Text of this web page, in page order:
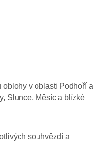
oblohy v oblasti Podhoří a
Slunce, Měsíc a blízké
souhvězdí a